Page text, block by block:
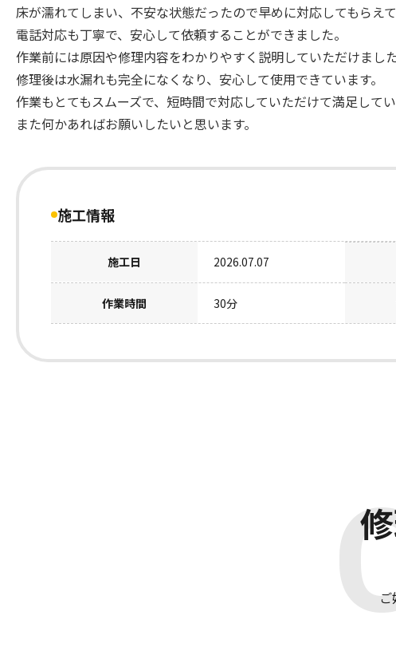
床が濡れてしまい、不安な状態だったので早めに対応してもらえて
電話対応も丁寧で、安心して依頼することができました。
作業前には原因や修理内容をわかりやすく説明していただけました
修理後は水漏れも完全になくなり、安心して使用できています。
作業もとてもスムーズで、短時間で対応していただけて満足してい
また何かあればお願いしたいと思います。
施工情報
施工日 2026.07.07
作業時間 30分